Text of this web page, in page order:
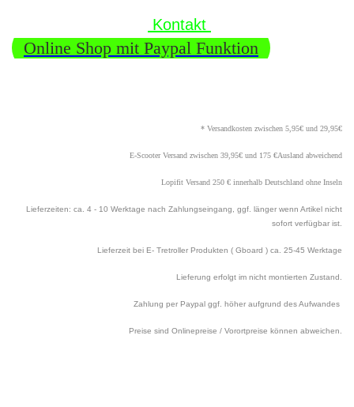
Kontakt
Online Shop mit Paypal Funktion
* Versandkosten zwischen 5,95€ und 29,95€
E-Scooter Versand zwischen 39,95€ und 175 €Ausland abweichend
Lopifit Versand 250 € innerhalb Deutschland ohne Inseln
Lieferzeiten: ca. 4 - 10 Werktage nach Zahlungseingang, ggf. länger wenn Artikel nicht
sofort verfügbar ist.
Lieferzeit bei E- Tretroller Produkten ( Gboard ) ca. 25-45 Werktage
Lieferung erfolgt im nicht montierten Zustand.
Zahlung per Paypal ggf. höher aufgrund des Aufwandes
Preise sind Onlinepreise / Vorortpreise können abweichen.